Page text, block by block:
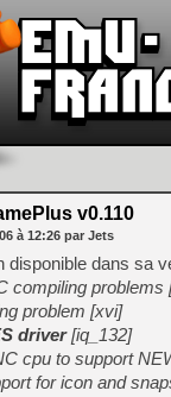
v0.110
à 12:26 par Jets
disponible dans sa
compiling problems
problem [xvi]
driver[iq_132]
cpu to support
for icon and